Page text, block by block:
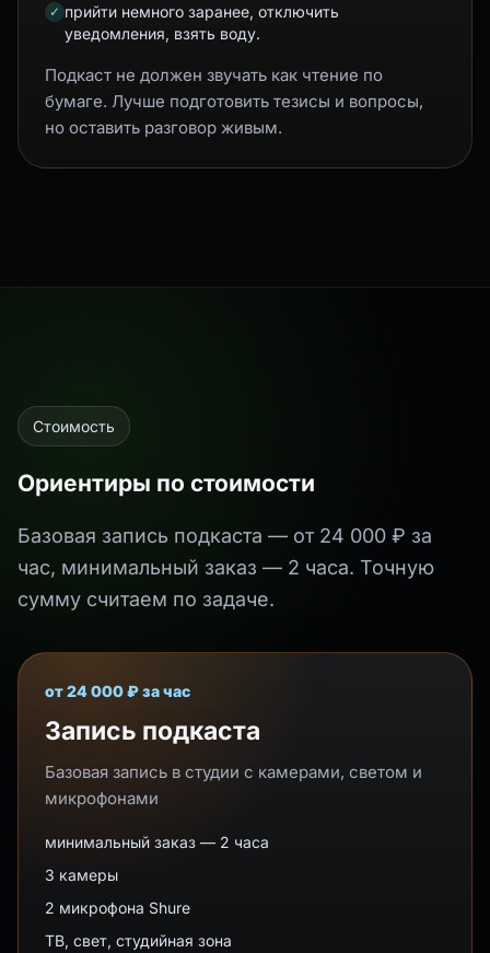
✓ прийти немного заранее, отключить
уведомления, взять воду.
Подкаст не должен звучать как чтение по
бумаге. Лучше подготовить тезисы и вопросы,
но оставить разговор живым.
Стоимость
Ориентиры по стоимости
Базовая запись подкаста — от 24 000 ₽ за
час, минимальный заказ — 2 часа. Точную
сумму считаем по задаче.
от 24 000 ₽ за час
Запись подкаста
Базовая запись в студии с камерами, светом и
микрофонами
минимальный заказ — 2 часа
3 камеры
2 микрофона Shure
ТВ, свет, студийная зона